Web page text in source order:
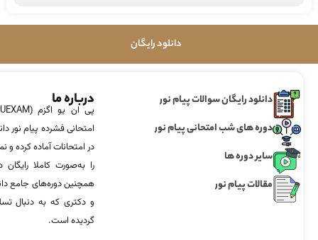
دانلود رایگان
دانلود رایگان سوالات پیام نور
دوره های شب امتحانی پیام نور
سایر دوره ها
مقالات پیام نور
درباره ما
امتحانی فشرده پیام نور
در امتحانات آماده‌ کرده
را به‌صورت کاملا
همچنین دوره‌های جامع
و دکتری که به دنبال
گردیده است.